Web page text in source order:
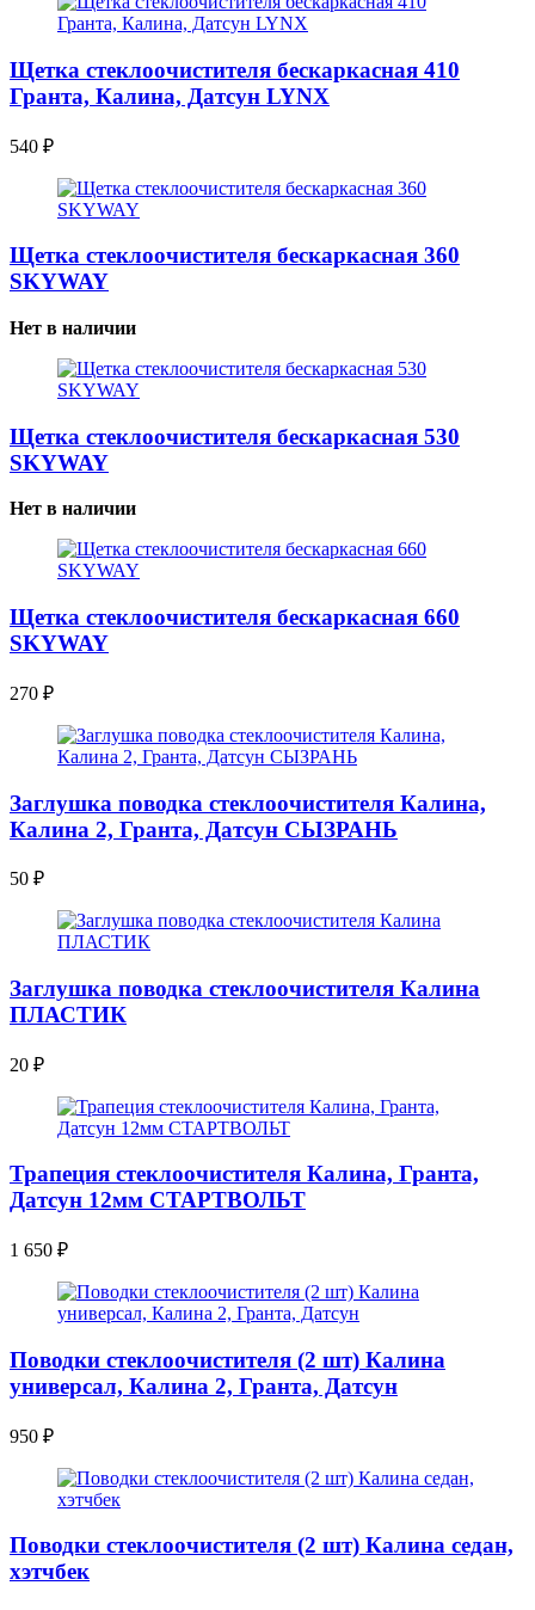
Щетка стеклоочистителя бескаркасная 410
Гранта, Калина, Датсун LYNX
540 ₽
Щетка стеклоочистителя бескаркасная 360
SKYWAY
Нет в наличии
Щетка стеклоочистителя бескаркасная 530
SKYWAY
Нет в наличии
Щетка стеклоочистителя бескаркасная 660
SKYWAY
270 ₽
Заглушка поводка стеклоочистителя Калина,
Калина 2, Гранта, Датсун СЫЗРАНЬ
50 ₽
Заглушка поводка стеклоочистителя Калина
ПЛАСТИК
20 ₽
Трапеция стеклоочистителя Калина, Гранта,
Датсун 12мм СТАРТВОЛЬТ
1 650 ₽
Поводки стеклоочистителя (2 шт) Калина
универсал, Калина 2, Гранта, Датсун
950 ₽
Поводки стеклоочистителя (2 шт) Калина седан,
хэтчбек